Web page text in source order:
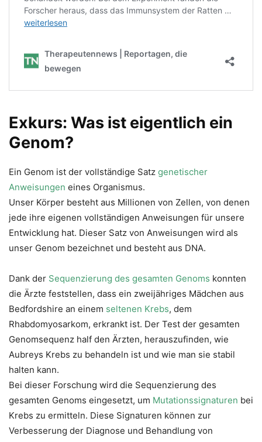
Exkurs: Was ist eigentlich ein
Genom?
Ein Genom ist der vollständige Satz genetischer
Anweisungen eines Organismus.
Unser Körper besteht aus Millionen von Zellen, von denen
jede ihre eigenen vollständigen Anweisungen für unsere
Entwicklung hat. Dieser Satz von Anweisungen wird als
unser Genom bezeichnet und besteht aus DNA.
Dank der Sequenzierung des gesamten Genoms konnten
die Ärzte feststellen, dass ein zweijähriges Mädchen aus
Bedfordshire an einem seltenen Krebs, dem
Rhabdomyosarkom, erkrankt ist. Der Test der gesamten
Genomsequenz half den Ärzten, herauszufinden, wie
Aubreys Krebs zu behandeln ist und wie man sie stabil
halten kann.
Bei dieser Forschung wird die Sequenzierung des
gesamten Genoms eingesetzt, um Mutationssignaturen bei
Krebs zu ermitteln. Diese Signaturen können zur
Verbesserung der Diagnose und Behandlung von